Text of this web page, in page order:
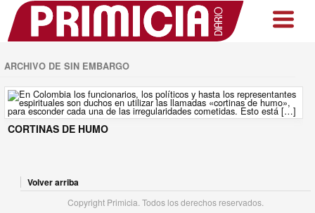
ARCHIVO DE SIN EMBARGO
CORTINAS DE HUMO
Volver arriba
Copyright Primicia. Todos los derechos reservados.